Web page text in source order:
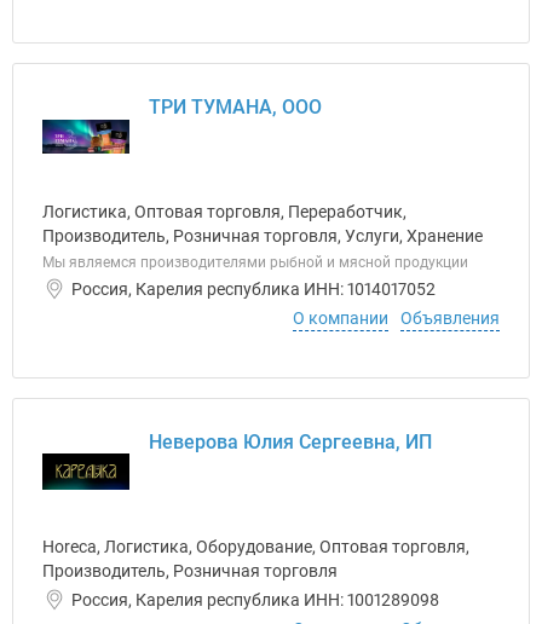
ТРИ ТУМАНА, ООО
Логистика, Оптовая торговля, Переработчик,
Производитель, Розничная торговля, Услуги, Хранение
Мы являемся производителями рыбной и мясной продукции
Россия, Карелия республика ИНН: 1014017052
О компании
Объявления
Неверова Юлия Сергеевна, ИП
Horeca, Логистика, Оборудование, Оптовая торговля,
Производитель, Розничная торговля
Россия, Карелия республика ИНН: 1001289098